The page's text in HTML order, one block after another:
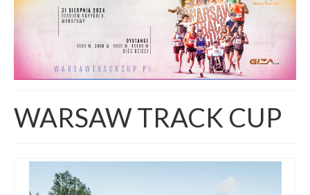
PROGRAM
O ZAWODACH
REGULAMIN
31.08.2024
WARSAW TRACK CUP